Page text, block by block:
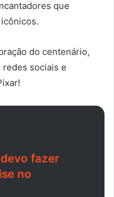
que
do centenário,
sociais e
fazer
no